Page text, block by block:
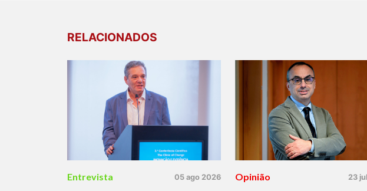
RELACIONADOS
Entrevista 05 ago 2026 Opinião 23